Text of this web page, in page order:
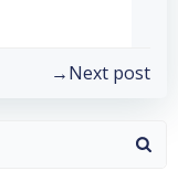
Next post